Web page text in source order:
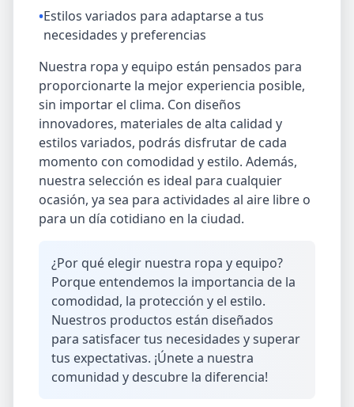
•Estilos variados para adaptarse a tus
necesidades y preferencias
Nuestra ropa y equipo están pensados para
proporcionarte la mejor experiencia posible,
sin importar el clima. Con diseños
innovadores, materiales de alta calidad y
estilos variados, podrás disfrutar de cada
momento con comodidad y estilo. Además,
nuestra selección es ideal para cualquier
ocasión, ya sea para actividades al aire libre o
para un día cotidiano en la ciudad.
¿Por qué elegir nuestra ropa y equipo?
Porque entendemos la importancia de la
comodidad, la protección y el estilo.
Nuestros productos están diseñados
para satisfacer tus necesidades y superar
tus expectativas. ¡Únete a nuestra
comunidad y descubre la diferencia!